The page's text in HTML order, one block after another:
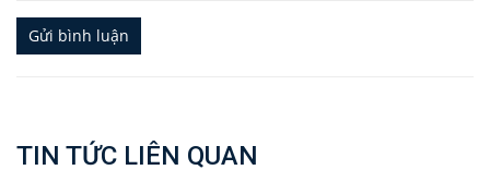
Gửi bình luận
TIN TỨC LIÊN QUAN